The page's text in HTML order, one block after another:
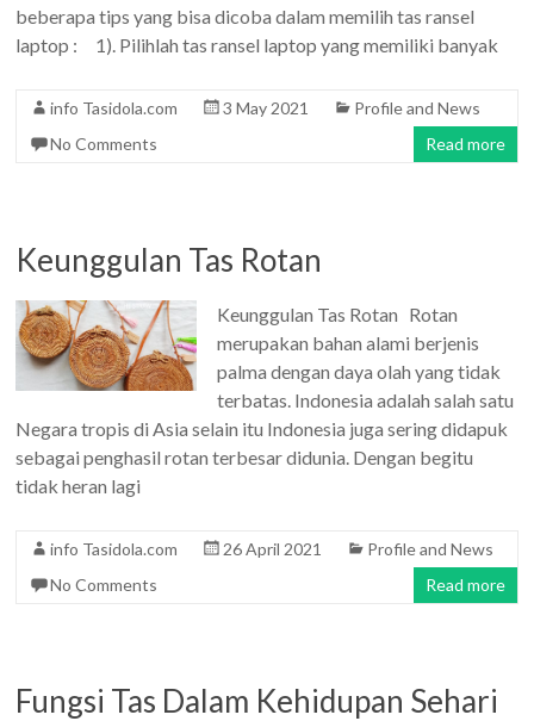
beberapa tips yang bisa dicoba dalam memilih tas ransel
laptop : 1). Pilihlah tas ransel laptop yang memiliki banyak
info Tasidola.com 3 May 2021
Profile and News
No Comments
Read more
Keunggulan Tas Rotan
Keunggulan Tas Rotan Rotan
merupakan bahan alami berjenis
palma dengan daya olah yang tidak
terbatas. Indonesia adalah salah satu
Negara tropis di Asia selain itu Indonesia juga sering didapuk
sebagai penghasil rotan terbesar didunia. Dengan begitu
tidak heran lagi
info Tasidola.com 26 April 2021
Profile and News
No Comments
Read more
Fungsi Tas Dalam Kehidupan Sehari